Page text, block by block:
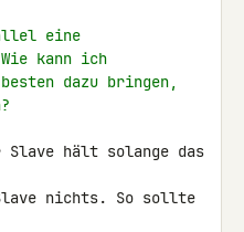
eine
kann ich
besten dazu bringen,
Slave hält solange das
nichts. So sollte